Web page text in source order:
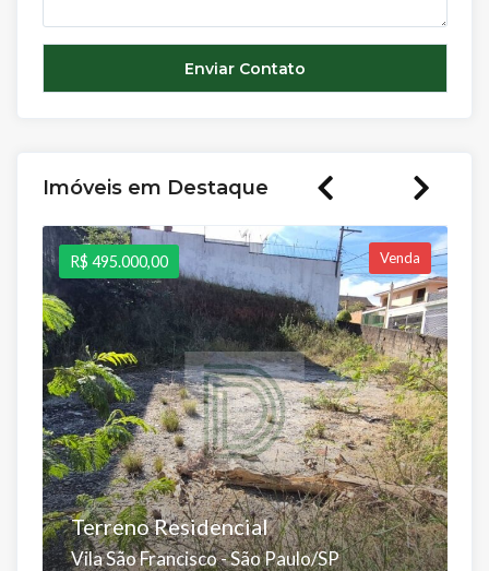
Imóveis em Destaque
R$ 495.000,00 Venda
Terreno Residencial
Vila São Francisco - São Paulo/SP